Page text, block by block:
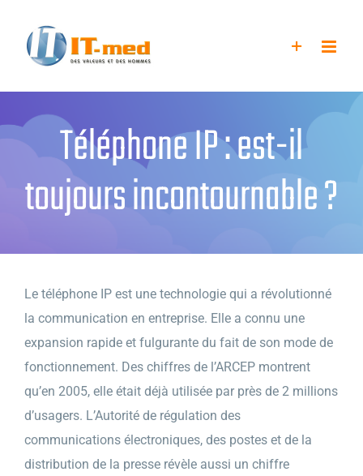
contenu
Téléphone IP : est-il
toujours incontournable ?
Le téléphone IP est une technologie qui a révolutionné
la communication en entreprise. Elle a connu une
expansion rapide et fulgurante du fait de son mode de
fonctionnement. Des chiffres de l’ARCEP montrent
qu’en 2005, elle était déjà utilisée par près de 2 millions
d’usagers. L’Autorité de régulation des
communications électroniques, des postes et de la
distribution de la presse révèle aussi un chiffre